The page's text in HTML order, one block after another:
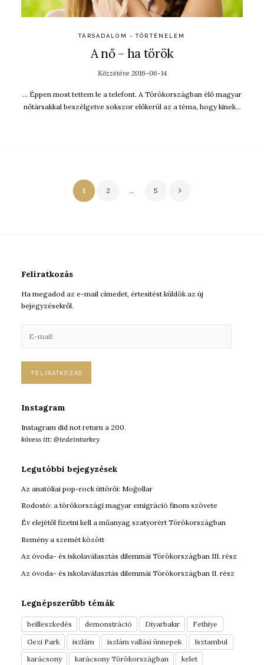
TÁRSADALOM - TÖRTÉNELEM
A nő – ha török
Közzétéve 2016-06-14
… Éppen most tettem le a telefont. A Törökországban élő magyar
nőtársakkal beszélgetve sokszor előkerül az a téma, hogy kinek…
Bejegyzés
navigáció
1 2 … 5
Feliratkozás
Ha megadod az e-mail címedet, értesítést küldök az új
bejegyzésekről.
Instagram
Instagram did not return a 200.
kövess itt: @tedeinturkey
Legutóbbi bejegyzések
Az anatóliai pop-rock úttörői: Moğollar
Rodostó: a törökországi magyar emigráció finom szövete
Év elejétől fizetni kell a műanyag szatyorért Törökországban
Remény a szemét között
Az óvoda- és iskolaválasztás dilemmái Törökországban III. rész
Az óvoda- és iskolaválasztás dilemmái Törökországban II. rész
Legnépszerűbb témák
beilleszkedés demonstráció Diyarbakır
Fethiye
Gezi Park
iszlám iszlám vallási ünnepek
Isztambul
karácsony
karácsony Törökországban kelet